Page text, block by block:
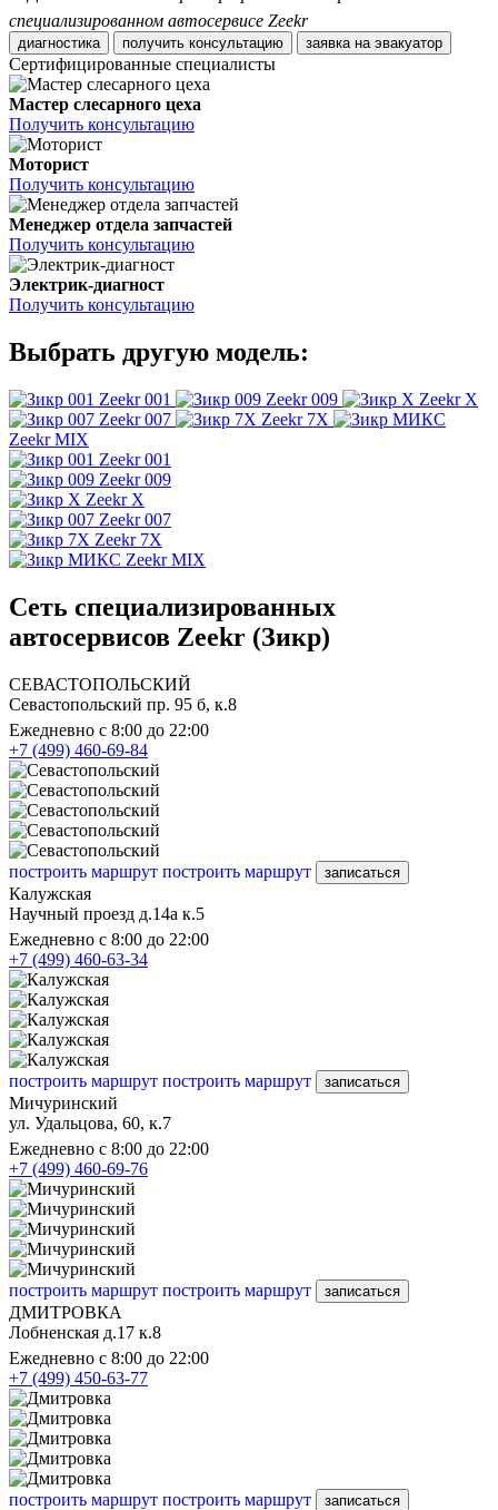
специализированном автосервисе Zeekr
диагностика получить консультацию заявка на эвакуатор
Сертифицированные специалисты
Мастер слесарного цеха
Получить консультацию
Моторист
Получить консультацию
Менеджер отдела запчастей
Получить консультацию
Электрик-диагност
Получить консультацию
Выбрать другую модель:
Zeekr 001 Zeekr 009
Zeekr X
Zeekr 007
Zeekr 7X
Zeekr MIX
Zeekr 001
Zeekr 009
Zeekr X
Zeekr 007
Zeekr 7X
Zeekr MIX
Сеть специализированных
автосервисов Zeekr (Зикр)
СЕВАСТОПОЛЬСКИЙ
Севастопольский пр. 95 б, к.8
Ежедневно с 8:00 до 22:00
+7 (499) 460-69-84
построить маршрут построить маршрут записаться
Калужская
Научный проезд д.14а к.5
Ежедневно с 8:00 до 22:00
+7 (499) 460-63-34
построить маршрут построить маршрут записаться
Мичуринский
ул. Удальцова, 60, к.7
Ежедневно с 8:00 до 22:00
+7 (499) 460-69-76
построить маршрут построить маршрут записаться
ДМИТРОВКА
Лобненская д.17 к.8
Ежедневно с 8:00 до 22:00
+7 (499) 450-63-77
построить маршрут построить маршрут записаться